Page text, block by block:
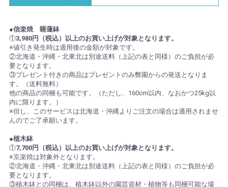
●信楽焼 睡蓮鉢
①3,980円（税込）以上のお買い上げが対象となります。
※値引き発生時は適用後の金額が対象です。
②北海道・沖縄・北東北は別途送料（上記の表と同様）のご負担が必
要となります。
③プレゼント付きの商品はプレゼントのみ弊園からの発送となりま
す。（送料無料）
他の商品の同梱も可能です。（ただし、160cm以内、なおかつ25kg以
内に限ります。）
※但し、このサービスは北海道・沖縄よりご注文の場合は適用されませ
んのでご了承願います。
●植木鉢
①7,700円（税込）以上のお買い上げが対象となります。
※京楽焼は対象外となります。
②北海道・沖縄・北東北は別途送料（上記の表と同様）のご負担が必
要となります。
③植木鉢との同梱は、植木鉢以外の園芸資材・植物等も同梱可能な場